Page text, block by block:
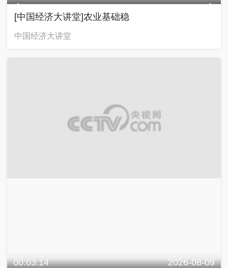
[中国经济大讲堂]农业基础稳
中国经济大讲堂
00:03:14 2026-08-09